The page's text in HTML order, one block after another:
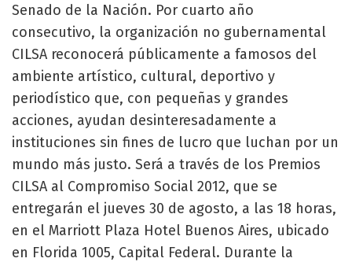
Senado de la Nación. Por cuarto año
consecutivo, la organización no gubernamental
CILSA reconocerá públicamente a famosos del
ambiente artístico, cultural, deportivo y
periodístico que, con pequeñas y grandes
acciones, ayudan desinteresadamente a
instituciones sin fines de lucro que luchan por un
mundo más justo. Será a través de los Premios
CILSA al Compromiso Social 2012, que se
entregarán el jueves 30 de agosto, a las 18 horas,
en el Marriott Plaza Hotel Buenos Aires, ubicado
en Florida 1005, Capital Federal. Durante la